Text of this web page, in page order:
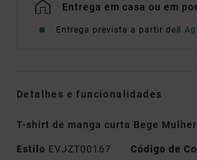
Entrega em casa ou em
Entrega prevista a partir de8
Detalhes e funcionalidades
T-shirt de manga curta Bege Mulher
Estilo EVJZT00167 Código de